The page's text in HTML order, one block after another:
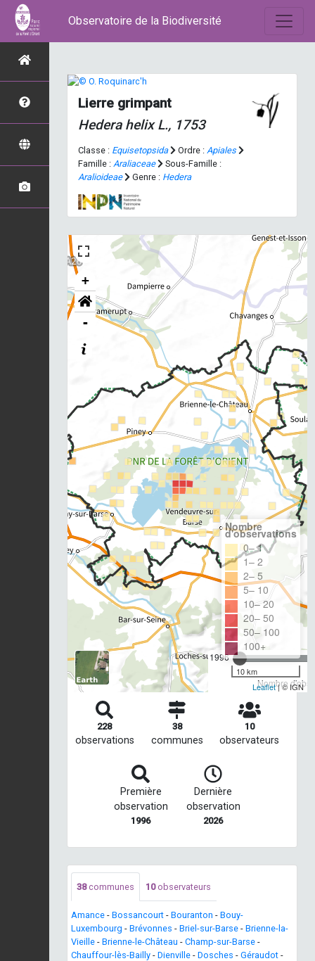
Observatoire de la Biodiversité
Lierre grimpant
Hedera helixL., 1753
Classe : Equisetopsida Ordre : Apiales
Famille : Araliaceae
Sous-Famille :
Aralioideae
Genre : Hedera
+
-
1996
Nombre
Nombre
d'observations
0– 1
1– 2
2– 5
5– 10
10– 20
20– 50
50– 100
100+
10 km
Leaflet| © IGN
228
observations
38
communes
10
observateurs
Première
observation
1996
Dernière
observation
2026
38communes 10observateurs
Amance - Bossancourt - Bouranton - Bouy-
Luxembourg - Brévonnes - Briel-sur-Barse - Brienne-la-
Vieille - Brienne-le-Château - Champ-sur-Barse -
Chauffour-lès-Bailly - Dienville - Dosches - Géraudot -